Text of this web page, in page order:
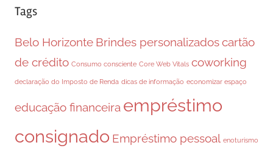
Tags
Belo Horizonte Brindes personalizadoscartão
de crédito Consumo consciente Core Web Vitals coworking
declaração do Imposto de Renda dicas de informação economizar espaço
educação financeira empréstimo
consignado Empréstimo pessoal enoturismo